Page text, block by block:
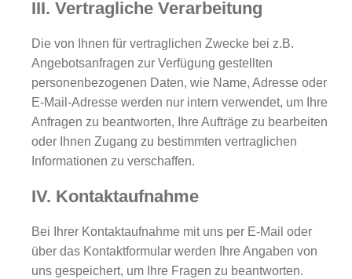
III. Vertragliche Verarbeitung
Die von Ihnen für vertraglichen Zwecke bei z.B.
Angebotsanfragen zur Verfügung gestellten
personenbezogenen Daten, wie Name, Adresse oder
E-Mail-Adresse werden nur intern verwendet, um Ihre
Anfragen zu beantworten, Ihre Aufträge zu bearbeiten
oder Ihnen Zugang zu bestimmten vertraglichen
Informationen zu verschaffen.
IV. Kontaktaufnahme
Bei Ihrer Kontaktaufnahme mit uns per E-Mail oder
über das Kontaktformular werden Ihre Angaben von
uns gespeichert, um Ihre Fragen zu beantworten.